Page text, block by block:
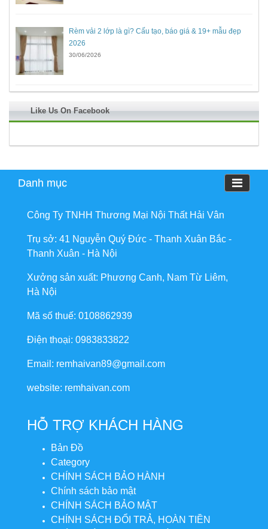
Rèm vải 2 lớp là gì? Cấu tạo, báo giá & 19+ mẫu đẹp
2026
30/06/2026
Like Us On Facebook
Danh mục
Công Ty TNHH Thương Mại Nội Thất Hải Vân
Trụ sở: 41 Nguyễn Quý Đức - Thanh Xuân Bắc -
Thanh Xuân - Hà Nội
Xưởng sản xuất: Phương Canh, Nam Từ Liêm,
Hà Nội
Mã số thuế: 0108862939
Điện thoại: 0983833822
Email: remhaivan89@gmail.com
website: remhaivan.com
HỖ TRỢ KHÁCH HÀNG
Bản Đồ
Category
CHÍNH SÁCH BẢO HÀNH
Chính sách bảo mật
CHÍNH SÁCH BẢO MẬT
CHÍNH SÁCH ĐỔI TRẢ, HOÀN TIỀN